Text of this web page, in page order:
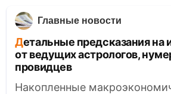
Главные новости
Детальные предсказания на июнь 2026 года
от ведущих астрологов,
провидцев
Накопленные